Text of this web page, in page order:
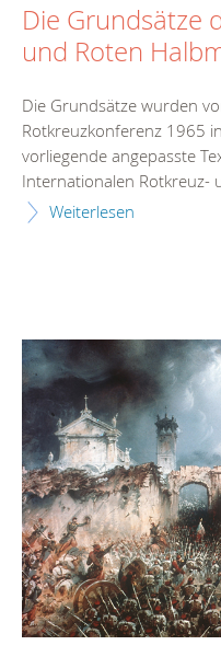
Die Grundsätze
und Roten
Die Grundsätze wurden
Rotkreuzkonferenz 1965
vorliegende angepasste
Internationalen Rotkreuz-
Weiterlesen